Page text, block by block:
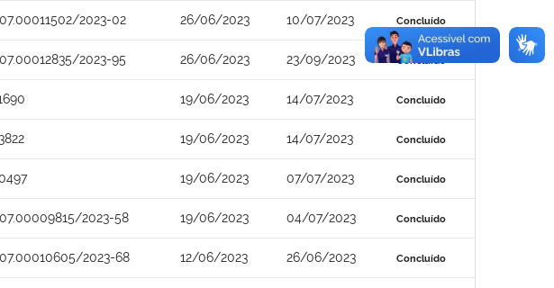
2023-02 26/06/2023 10/07/2023 Concluído
2023-95 26/06/2023 23/09/2023 Concluído
19/06/2023 14/07/2023 Concluído
19/06/2023 14/07/2023 Concluído
19/06/2023 07/07/2023 Concluído
2023-58 19/06/2023 04/07/2023 Concluído
2023-68 12/06/2023 26/06/2023 Concluído